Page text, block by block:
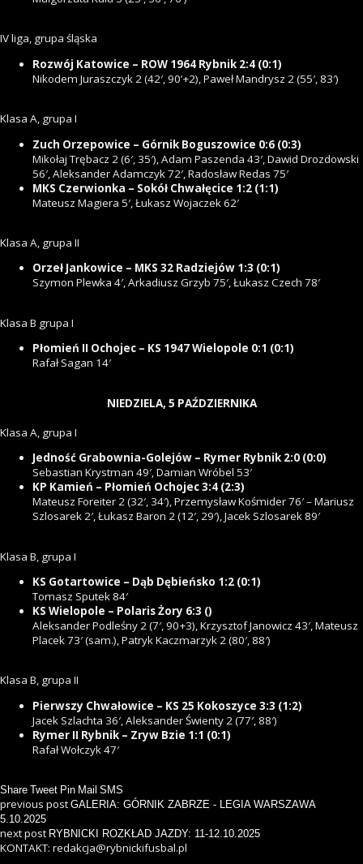
IV liga, grupa śląska
Rozwój Katowice – ROW 1964 Rybnik 2:4 (0:1)
Nikodem Juraszczyk 2 (42′, 90’+2), Paweł Mandrysz 2 (55′, 83′)
Klasa A, grupa I
Zuch Orzepowice – Górnik Boguszowice 0:6 (0:3)
Mikołaj Trębacz 2 (6′, 35′), Adam Paszenda 43′, Dawid Drozdowski
56′, Aleksander Adamczyk 72′, Radosław Redas 75′
MKS Czerwionka – Sokół Chwałęcice 1:2 (1:1)
Mateusz Magiera 5′, Łukasz Wojaczek 62′
Klasa A, grupa II
Orzeł Jankowice – MKS 32 Radziejów 1:3 (0:1)
Szymon Plewka 4′, Arkadiusz Grzyb 75′, Łukasz Czech 78′
Klasa B grupa I
Płomień II Ochojec – KS 1947 Wielopole 0:1 (0:1)
Rafał Sagan 14′
NIEDZIELA, 5 PAŹDZIERNIKA
Klasa A, grupa I
Jedność Grabownia-Golejów – Rymer Rybnik 2:0 (0:0)
Sebastian Krystman 49′, Damian Wróbel 53′
KP Kamień – Płomień Ochojec 3:4 (2:3)
Mateusz Foreiter 2 (32′, 34′), Przemysław Kośmider 76′ – Mariusz
Szlosarek 2′, Łukasz Baron 2 (12′, 29′), Jacek Szlosarek 89′
Klasa B, grupa I
KS Gotartowice – Dąb Dębieńsko 1:2 (0:1)
Tomasz Sputek 84′
KS Wielopole – Polaris Żory 6:3 ()
Aleksander Podleśny 2 (7′, 90+3), Krzysztof Janowicz 43′, Mateusz
Placek 73′ (sam.), Patryk Kaczmarzyk 2 (80′, 88′)
Klasa B, grupa II
Pierwszy Chwałowice – KS 25 Kokoszyce 3:3 (1:2)
Jacek Szlachta 36′, Aleksander Świenty 2 (77′, 88′)
Rymer II Rybnik – Zryw Bzie 1:1 (0:1)
Rafał Wołczyk 47′
Share Tweet Pin Mail SMS
previous postGALERIA: GÓRNIK ZABRZE - LEGIA WARSZAWA
5.10.2025
next post RYBNICKI ROZKŁAD JAZDY: 11-12.10.2025
KONTAKT: redakcja@rybnickifusbal.pl